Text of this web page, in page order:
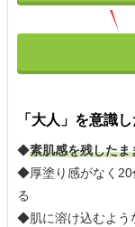
「大人」を意識
◆素肌感を残したま
◆厚塗り感がなく20
る
◆肌に溶け込むよう